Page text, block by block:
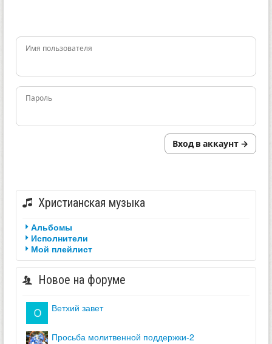
Имя пользователя
Пароль
Вход в аккаунт →
Христианская музыка
Альбомы
Исполнители
Мой плейлист
Новое на форуме
ветхий завет
просьба молитвенной поддержки-2